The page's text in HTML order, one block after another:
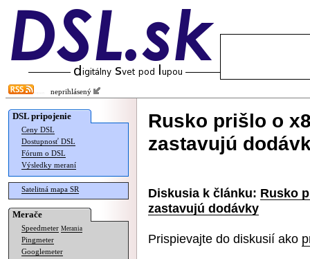
neprihlásený
DSL pripojenie
Ceny DSL
Dostupnosť DSL
Fórum o DSL
Výsledky meraní
Satelitná mapa SR
Merače
Speedmeter Merania
Pingmeter
Googlemeter
Rusko prišlo o
zastavujú
Diskusia k článku: Rusko
zastavujú dodávky
Prispievajte do diskusií ako